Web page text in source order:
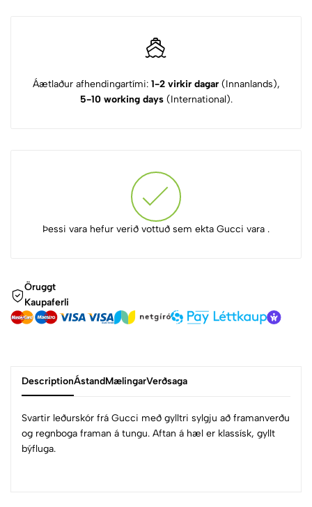
Áætlaður afhendingartími: 1-2 virkir dagar (Innanlands),
5-10 working days(International).
Þessi vara hefur verið vottuð sem ekta Gucci vara .
Öruggt
Kaupaferli
DescriptionÁstandMælingarVerðsaga
Svartir leðurskór frá Gucci með gylltri sylgju að framanverðu
og regnboga framan á tungu. Aftan á hæl er klassísk, gyllt
býfluga.